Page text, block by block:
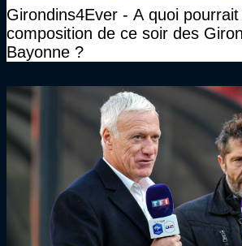
Girondins4Ever - A quoi
composition de ce soir des
Bayonne ?